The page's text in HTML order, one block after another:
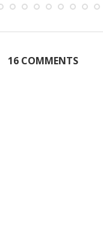
16 COMMENTS